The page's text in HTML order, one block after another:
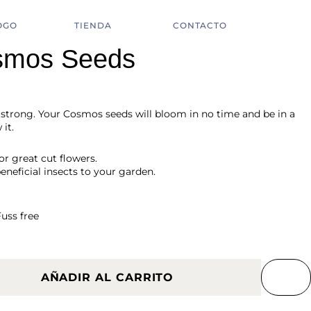
TIENDA CONTACTO
Seeds
Your Cosmos seeds will bloom in no time and be in a
it.
great cut flowers.
insects to your garden.
free
AÑADIR AL CARRITO